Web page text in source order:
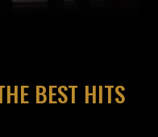
BEST HITS